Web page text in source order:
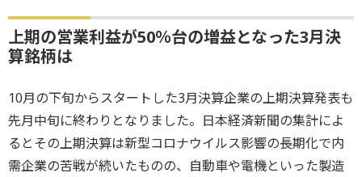
上期の営業利益が50％台の増益となった3月決
算銘柄は
10月の下旬からスタートした3月決算企業の上期決算発表も
先月中旬に終わりとなりました。日本経済新聞の集計によ
るとその上期決算は新型コロナウイルス影響の長期化で内
需企業の苦戦が続いたものの、自動車や電機といった製造